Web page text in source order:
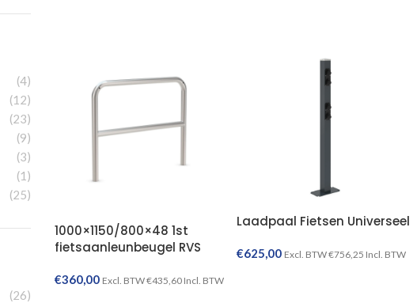
(4)
(12)
(23)
(9)
(3)
(1)
(25)
(26)
1000×1150/800×48 1st
fietsaanleunbeugel RVS
€360,00 Excl. BTW€435,60Incl. BTW
Laadpaal Fietsen Universeel
€625,00 Excl. BTW€756,25 Incl. BTW